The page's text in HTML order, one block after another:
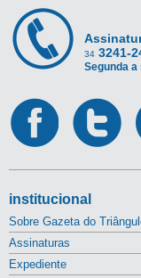
34 3241-
Segunda
institucional
Sobre Gazeta do
Assinaturas
Expediente